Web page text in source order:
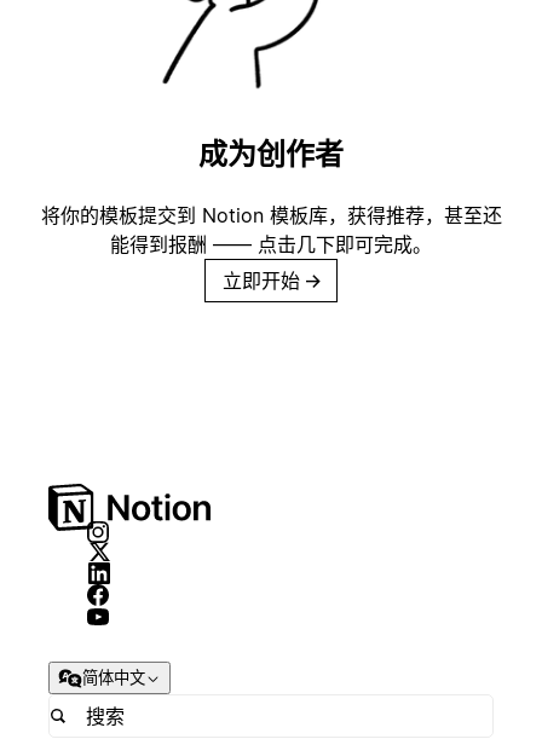
成为创作者
将你的模板提交到 Notion 模板库，获得推荐，甚至还
能得到报酬 —— 点击几下即可完成。
立即开始 →
简体中文